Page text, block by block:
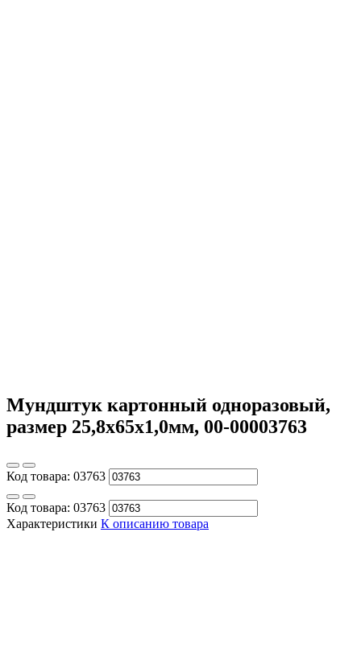
Мундштук картонный одноразовый,
размер 25,8х65х1,0мм, 00-00003763
Код товара: 03763
Код товара: 03763
Характеристики К описанию товара